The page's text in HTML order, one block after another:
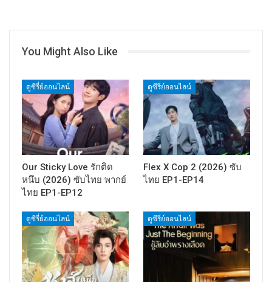
You Might Also Like
ดูซีรี่ย์ออนไลน์
Our Sticky Love รักติด
หนึบ (2026) ซับไทย พากย์
ไทย EP1-EP12
ดูซีรี่ย์ออนไลน์
Flex X Cop 2 (2026) ซับ
ไทย EP1-EP14
ดูซีรี่ย์ออนไลน์ ดูซีรี่ย์ออนไลน์